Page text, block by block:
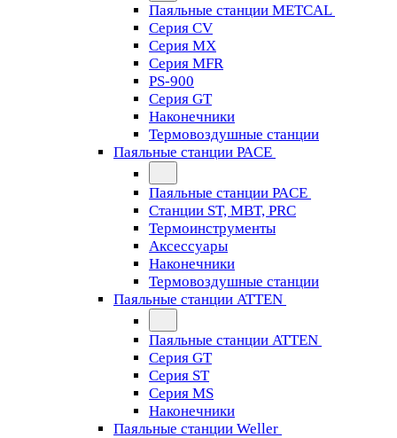
Паяльные станции METCAL
Серия CV
Серия MX
Серия MFR
PS-900
Серия GT
Наконечники
Термовоздушные станции
Паяльные станции PACE
Паяльные станции PACE
Станции ST, MBT, PRC
Термоинструменты
Аксессуары
Наконечники
Термовоздушные станции
Паяльные станции ATTEN
Паяльные станции ATTEN
Серия GT
Серия ST
Серия MS
Наконечники
Паяльные станции Weller